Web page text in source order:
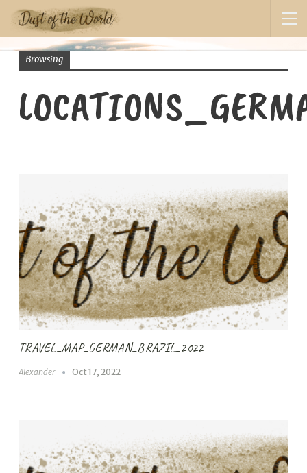
Browsing
TRAVEL_MAP_GERMAN_BRAZIL_2022
Alexander Oct 17, 2022